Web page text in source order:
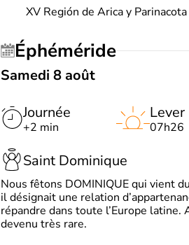
XV Región de Arica y Parinacota
Éphéméride
Samedi 8 août
Journée
+2 min
Lever
07h26
Saint Dominique
Nous fêtons DOMINIQUE qui vient
il désignait une relation
répandre dans toute l’Europe
devenu très rare.